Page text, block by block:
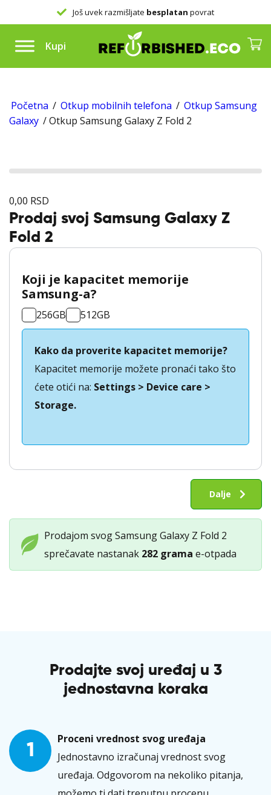
Još uvek razmišljate besplatan povrat
Kupi
Početna / Otkup mobilnih telefona / Otkup Samsung
Galaxy / Otkup Samsung Galaxy Z Fold 2
0,00 RSD
Prodaj svoj Samsung Galaxy Z
Fold 2
Koji je kapacitet memorije
Samsung-a?
256GB 512GB
Kako da proverite kapacitet memorije?
Kapacitet memorije možete pronaći tako što
ćete otići na: Settings > Device care >
Storage.
Dalje
Z
Fold
količina
Prodajom svog Samsung Galaxy Z Fold 2
sprečavate nastanak 282 grama e-otpada
Prodajte svoj uređaj u 3
jednostavna koraka
1
Proceni vrednost svog uređaja
Jednostavno izračunaj vrednost svog
uređaja. Odgovorom na nekoliko pitanja,